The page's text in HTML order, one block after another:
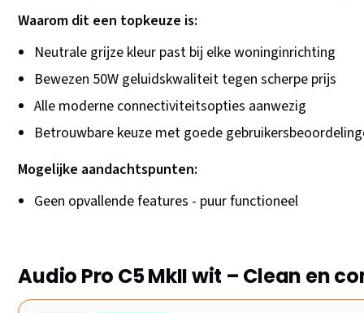
Waarom dit een topkeuze is:
Neutrale grijze kleur past bij elke woninginrichting
Bewezen 50W geluidskwaliteit tegen scherpe prijs
Alle moderne connectiviteitsopties aanwezig
Betrouwbare keuze met goede
Mogelijke aandachtspunten:
Geen opvallende features - puur functioneel
Audio Pro C5 MkII wit – Clean en